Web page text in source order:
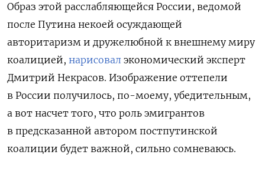
Образ этой расслабляющейся России, ведомой
после Путина некоей осуждающей
авторитаризм и дружелюбной к внешнему миру
коалицией, нарисовал экономический эксперт
Дмитрий Некрасов. Изображение оттепели
в России получилось, по-моему, убедительным,
а вот насчет того, что роль эмигрантов
в предсказанной автором постпутинской
коалиции будет важной, сильно сомневаюсь.